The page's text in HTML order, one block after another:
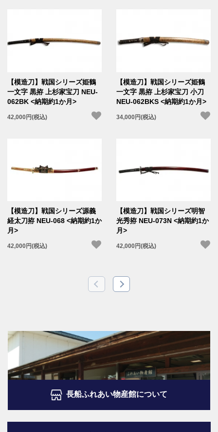
【模造刀】戦国シリーズ姫鶴
一文字 黒拵 上杉家宝刀 NEU-
062BK <納期約1か月>
42,000円(税込)
【模造刀】戦国シリーズ姫鶴
一文字 黒拵 上杉家宝刀 小刀
NEU-062BKS <納期約1か月>
34,000円(税込)
【模造刀】戦国シリーズ源義
経太刀拵 NEU-068 <納期約1か
月>
42,000円(税込)
【模造刀】戦国シリーズ明智
光秀拵 NEU-073N <納期約1か
月>
42,000円(税込)
長船ふれあい物産館について